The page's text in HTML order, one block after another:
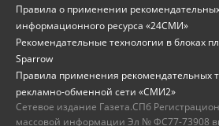
Правила о применении
информационного ресурса «24СМИ»
Рекомендательные технологии в блоках
Sparrow
Правила применения рекомендательных
рекламно-обменной сети «СМИ2»
Сетевое издание Газета.СПб
массовой информации Эл № ФС77-73908